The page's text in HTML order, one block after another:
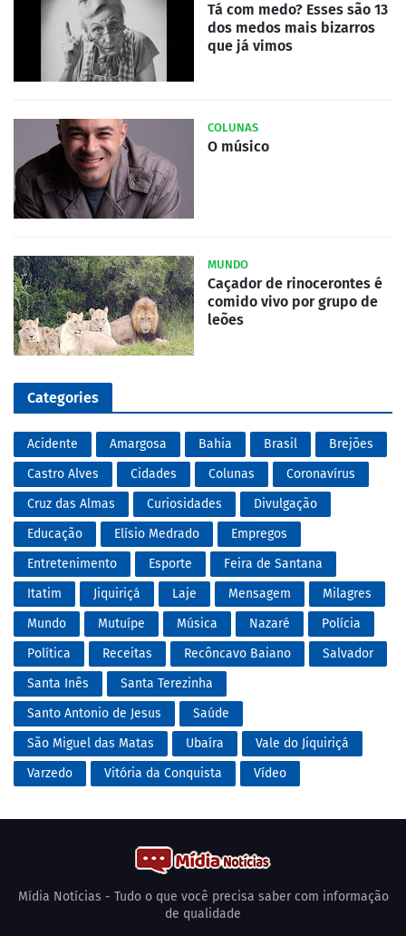
Tá com medo? Esses são 13
dos medos mais bizarros
que já vimos
COLUNAS
O músico
MUNDO
Caçador de rinocerontes é
comido vivo por grupo de
leões
Categories
Acidente Amargosa Bahia Brasil
Brejões
Castro Alves
Cidades Colunas
Coronavírus
Cruz das Almas
Curiosidades
Divulgação
Educação
Elísio Medrado
Empregos
Entretenimento
Esporte
Feira de Santana
Itatim
Jiquiriçá Laje Mensagem
Milagres
Mundo
Mutuípe Música Nazaré
Polícia
Política
Receitas Recôncavo Baiano
Salvador
Santa Inês
Santa Terezinha
Santo Antonio de Jesus
Saúde
São Miguel das Matas
Ubaíra
Vale do Jiquiriçá
Varzedo
Vitória da Conquista Vídeo
Mídia Notícias - Tudo o que você precisa saber com informação
de qualidade